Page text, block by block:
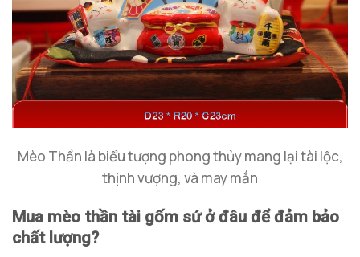
Mèo Thần là biểu tượng phong thủy mang lại tài lộc,
thịnh vượng, và may mắn
Mua mèo thần tài gốm sứ ở đâu để đảm bảo
chất lượng?